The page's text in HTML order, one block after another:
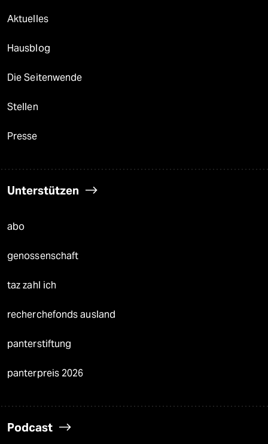
Aktuelles
Hausblog
Die Seitenwende
Stellen
Presse
Unterstützen
abo
genossenschaft
taz zahl ich
recherchefonds ausland
panterstiftung
panterpreis 2026
Podcast